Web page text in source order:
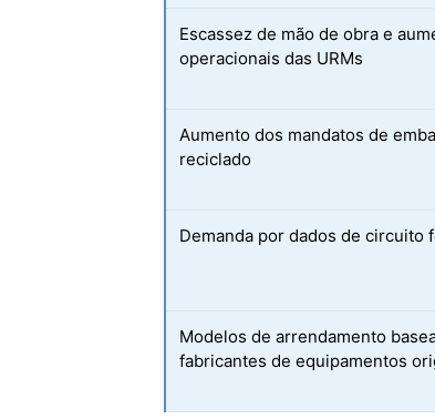
Escassez de mão de obra e
operacionais das URMs
Aumento dos mandatos de
reciclado
Demanda por dados de circuito
Modelos de arrendamento
fabricantes de equipamentos